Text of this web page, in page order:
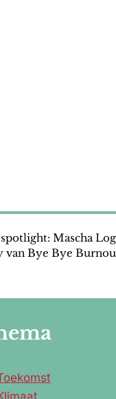
Mascha
van Bye Bye